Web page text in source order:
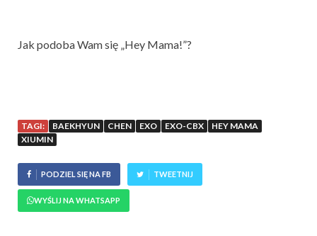
Jak podoba Wam się „Hey Mama!”?
TAGI: BAEKHYUN CHEN EXO EXO-CBX
HEY MAMA
XIUMIN
PODZIEL SIĘ NA FB TWEETNIJ
WYŚLIJ NA WHATSAPP